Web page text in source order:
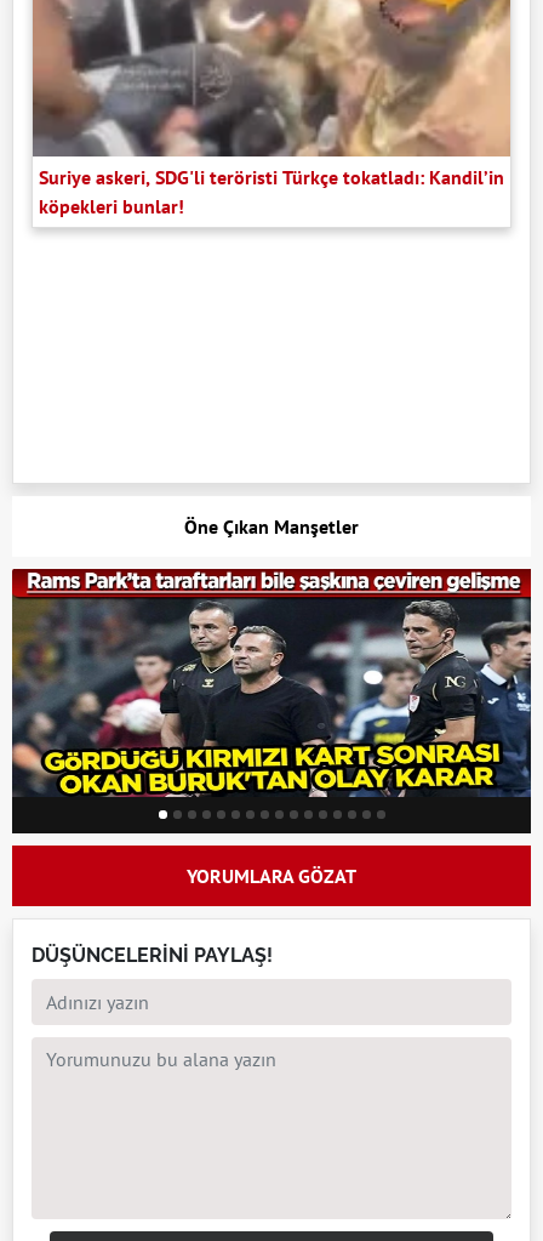
Suriye askeri, SDG'li teröristi Türkçe tokatladı: Kandil’in
köpekleri bunlar!
Öne Çıkan Manşetler
YORUMLARA GÖZAT
DÜŞÜNCELERİNİ PAYLAŞ!